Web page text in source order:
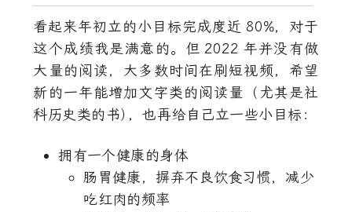
看起来年初立的小目标完成度近 80%，对于
这个成绩我是满意的。但 2022 年并没有做
大量的阅读，大多数时间在刷短视频，希望
新的一年能增加文字类的阅读量（尤其是社
科历史类的书），也再给自己立一些小目标：
拥有一个健康的身体
肠胃健康，摒弃不良饮食习惯，减少
吃红肉的频率